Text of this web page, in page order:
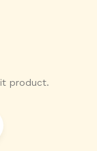
product.